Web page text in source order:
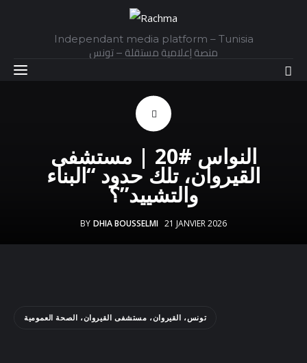
Independant media platform – Tunisia
منصة إعلامية مستقلة – تونس
النواس #20 | مستشفى
القيروان، تلك حدود “البناء
والتشييد”؟
BY DHIA BOUSSELMI 21 JANVIER 2026
تونس، القيروان، مستشفى القيروان، الصحة العمومية